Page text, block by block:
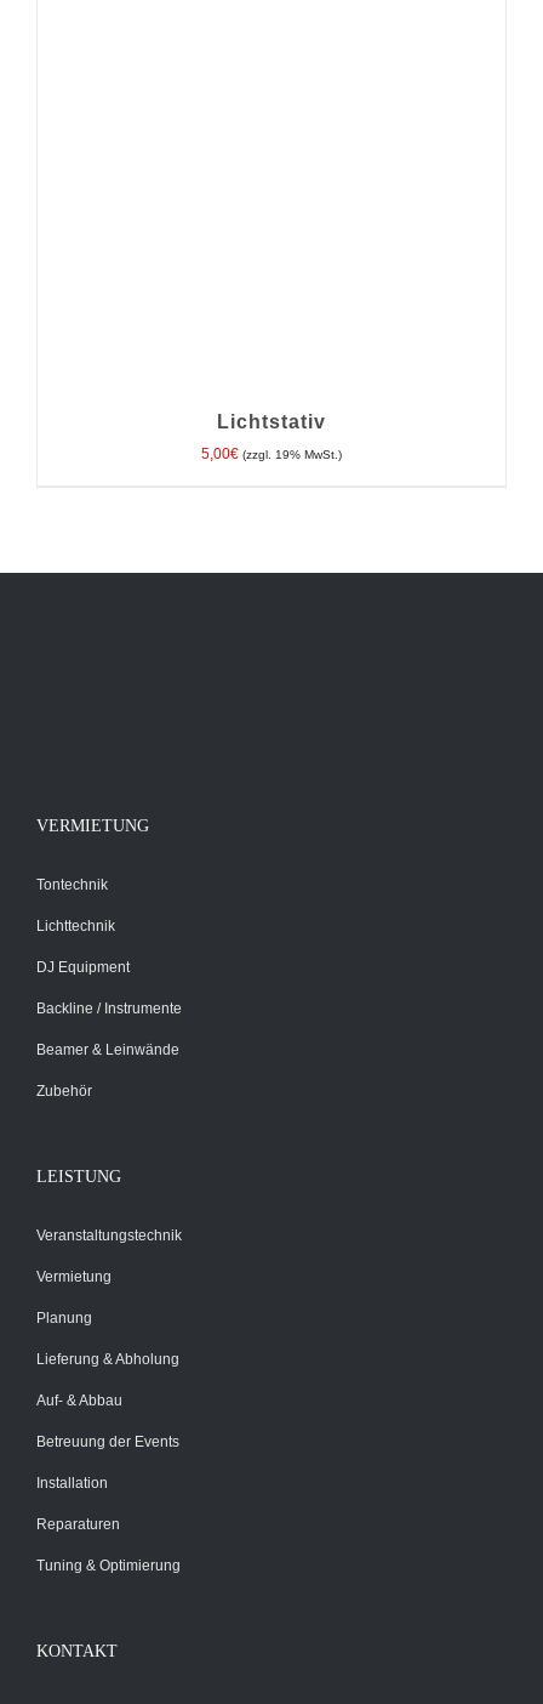
IN DEN WARENKORB / DETAILS
Lichtstativ
5,00€ (zzgl. 19% MwSt.)
VERMIETUNG
Tontechnik
Lichttechnik
DJ Equipment
Backline / Instrumente
Beamer & Leinwände
Zubehör
LEISTUNG
Veranstaltungstechnik
Vermietung
Planung
Lieferung & Abholung
Auf- & Abbau
Betreuung der Events
Installation
Reparaturen
Tuning & Optimierung
KONTAKT